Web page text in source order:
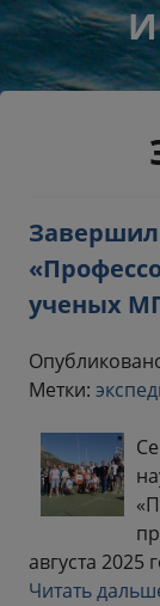
ученых
Метки:
августа
Читать